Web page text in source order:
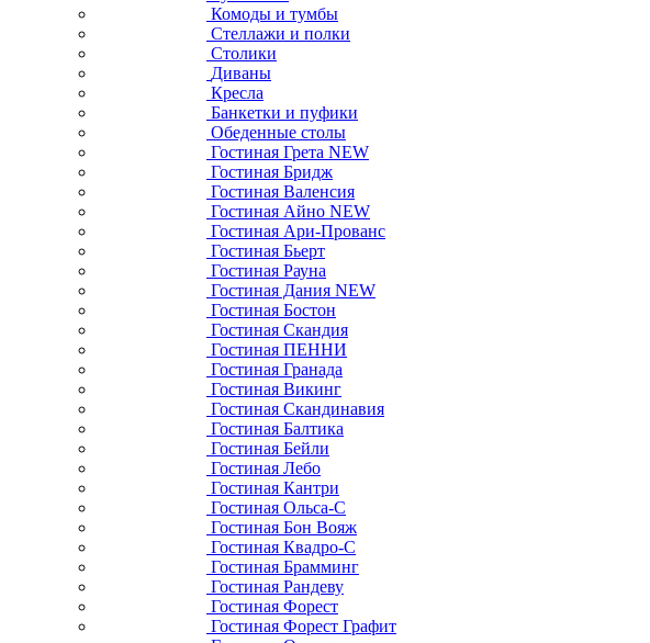
Комоды и тумбы
Стеллажи и полки
Столики
Диваны
Кресла
Банкетки и пуфики
Обеденные столы
Гостиная Грета NEW
Гостиная Бридж
Гостиная Валенсия
Гостиная Айно NEW
Гостиная Ари-Прованс
Гостиная Бьерт
Гостиная Рауна
Гостиная Дания NEW
Гостиная Бостон
Гостиная Скандия
Гостиная ПЕННИ
Гостиная Гранада
Гостиная Викинг
Гостиная Скандинавия
Гостиная Балтика
Гостиная Бейли
Гостиная Лебо
Гостиная Кантри
Гостиная Ольса-С
Гостиная Бон Вояж
Гостиная Квадро-С
Гостиная Брамминг
Гостиная Рандеву
Гостиная Форест
Гостиная Форест Графит